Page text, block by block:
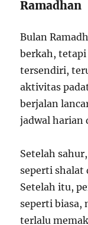
Ramadhan
Bulan
berkah,
tersendiri,
aktivitas
berjalan
jadwal harian
Setelah
seperti shalat
Setelah itu,
seperti biasa,
terlalu